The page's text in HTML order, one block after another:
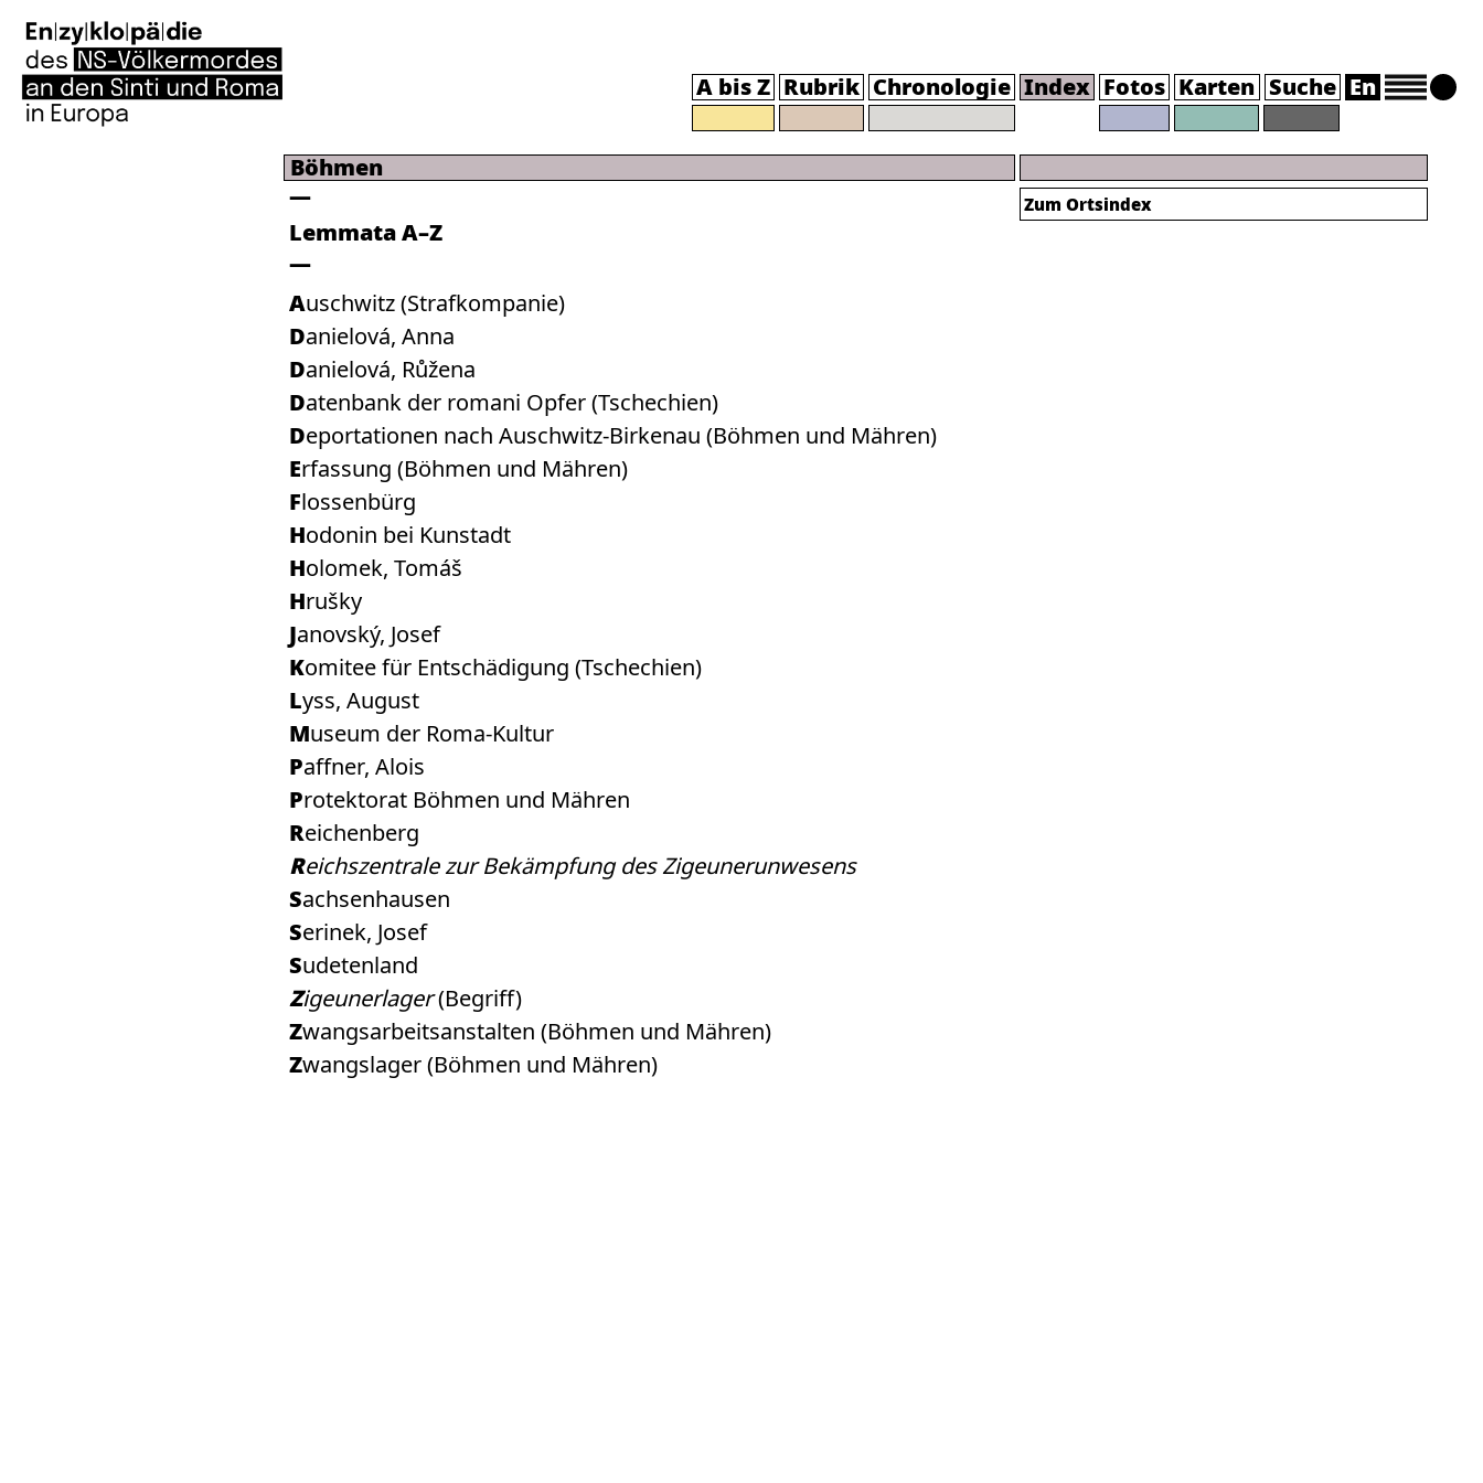
A bis Z Rubrik Chronologie Index Fotos Karten Suche En
Böhmen
Lemmata A–Z
Auschwitz (Strafkompanie)
Danielová, Anna
Danielová, Růžena
Datenbank der romani Opfer (Tschechien)
Deportationen nach Auschwitz-Birkenau (Böhmen und Mähren)
Erfassung (Böhmen und Mähren)
Flossenbürg
Hodonin bei Kunstadt
Holomek, Tomáš
Hrušky
Janovský, Josef
Komitee für Entschädigung (Tschechien)
Lyss, August
Museum der Roma-Kultur
Paffner, Alois
Protektorat Böhmen und Mähren
Reichenberg
Reichszentrale zur Bekämpfung des Zigeunerunwesens
Sachsenhausen
Serinek, Josef
Sudetenland
Zigeunerlager(Begriff)
Zwangsarbeitsanstalten (Böhmen und Mähren)
Zwangslager (Böhmen und Mähren)
Zum Ortsindex